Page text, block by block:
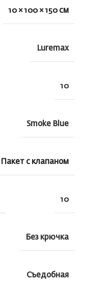
10 × 100 × 150 см
Luremax
10
Smoke Blue
Пакет с клапаном
10
Без крючка
Съедобная